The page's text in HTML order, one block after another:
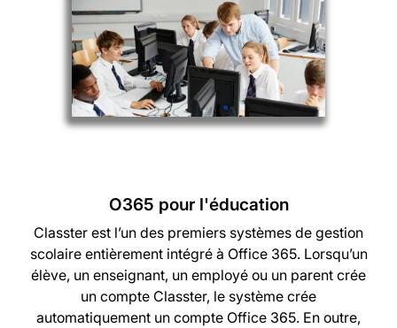
O365 pour l'éducation
Classter est l’un des premiers systèmes de gestion
scolaire entièrement intégré à Office 365. Lorsqu’un
élève, un enseignant, un employé ou un parent crée
un compte Classter, le système crée
automatiquement un compte Office 365. En outre,